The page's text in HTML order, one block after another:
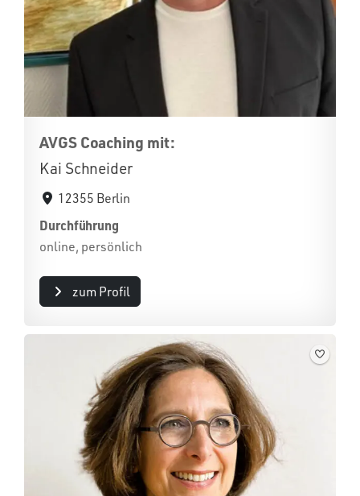
AVGS Coaching mit:
Kai Schneider
12355 Berlin
Durchführung
online, persönlich
zum Profil